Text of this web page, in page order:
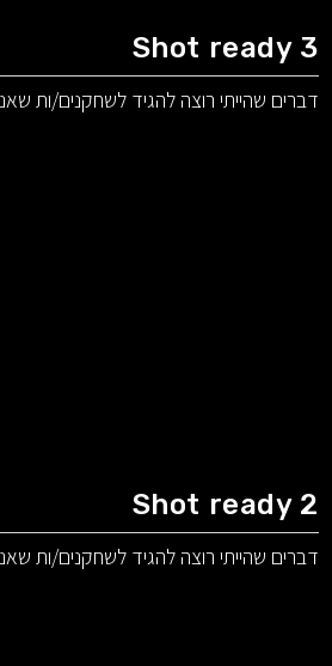
Shot ready 3
דברים שהייתי רוצה להגיד לשחקנים/ות
Shot ready 2
דברים שהייתי רוצה להגיד לשחקנים/ות